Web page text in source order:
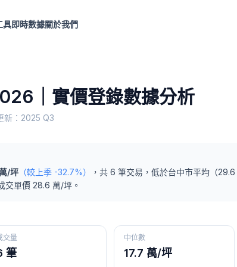
具即時數據關於我們
｜實價登錄數據分析
： 2025 Q3
/坪 （較上季 -32.7%） ，共 6 筆交易 ， 低於台中市平均（29.6
交單價 28.6 萬/坪。
交量
筆
中位數
17.7 萬/坪